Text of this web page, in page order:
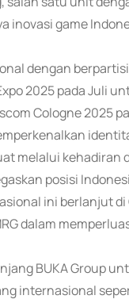
inovasi game
dengan
2025 pada Juli
Cologne 2025
melalui kehadiran
posisi
ini berlanjut di
dalam
BUKA Group
internasional